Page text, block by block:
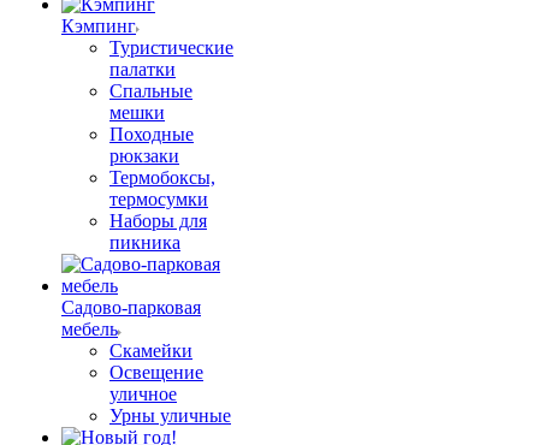
Кэмпинг
Туристические
палатки
Спальные
мешки
Походные
рюкзаки
Термобоксы,
термосумки
Наборы для
пикника
Садово-парковая
мебель
Скамейки
Освещение
уличное
Урны уличные